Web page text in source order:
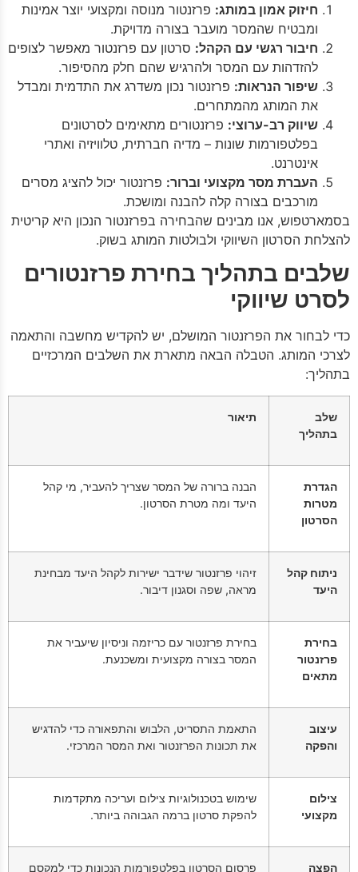
חיזוק אמון במותג: פרזנטור מנוסה ומקצועי יוצר אמינות
ומבטיח שהמסר מועבר בצורה מדויקת.
חיבור רגשי עם הקהל: סרטון עם פרזנטור מאפשר לצופים
להזדהות עם המסר ולהרגיש שהם חלק מהסיפור.
שיפור הנראות: פרזנטור נכון משדרג את התדמית ומבדל
את המותג מהמתחרים.
שיווק רב-ערוצי: פרזנטורים מתאימים לסרטונים
בפלטפורמות שונות – מדיה חברתית, טלוויזיה ואתרי
אינטרנט.
העברת מסר מקצועי וברור: פרזנטור יכול להציג מסרים
מורכבים בצורה קלה להבנה ומושכת.
בסמארטפוש, אנו מבינים שהבחירה בפרזנטור הנכון היא קריטית
להצלחת הסרטון השיווקי ולבולטות המותג בשוק.
שלבים בתהליך בחירת פרזנטורים
לסרט שיווקי
כדי לבחור את הפרזנטור המושלם, יש להקדיש מחשבה והתאמה
לצרכי המותג. הטבלה הבאה מתארת את השלבים המרכזיים
בתהליך:
שלב
בתהליך
תיאור
הגדרת
מטרות
הסרטון
הבנה ברורה של המסר שצריך להעביר, מי קהל
היעד ומה מטרת הסרטון.
ניתוח קהל
היעד
זיהוי פרזנטור שידבר ישירות לקהל היעד מבחינת
מראה, שפה וסגנון דיבור.
בחירת
פרזנטור
מתאים
בחירת פרזנטור עם כריזמה וניסיון שיעביר את
המסר בצורה מקצועית ומשכנעת.
עיצוב
והפקה
התאמת התסריט, הלבוש והתפאורה כדי להדגיש
את תכונות הפרזנטור ואת המסר המרכזי.
צילום
מקצועי
שימוש בטכנולוגיות צילום ועריכה מתקדמות
להפקת סרטון ברמה הגבוהה ביותר.
הפצה פרסום הסרטון בפלטפורמות הנכונות כדי למקסם